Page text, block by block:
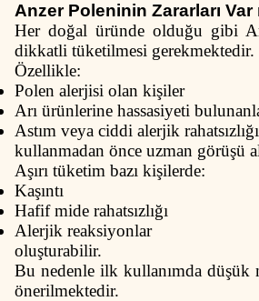
Anzer Poleninin Zararları Var
Her doğal üründe olduğu gibi
dikkatli tüketilmesi gerekmektedir.
Özellikle:
Polen alerjisi olan kişiler
Arı ürünlerine hassasiyeti
Astım veya ciddi alerjik
kullanmadan önce uzman görüşü
Aşırı tüketim bazı kişilerde:
Kaşıntı
Hafif mide rahatsızlığı
Alerjik reaksiyonlar
oluşturabilir.
Bu nedenle ilk kullanımda düşük
önerilmektedir.